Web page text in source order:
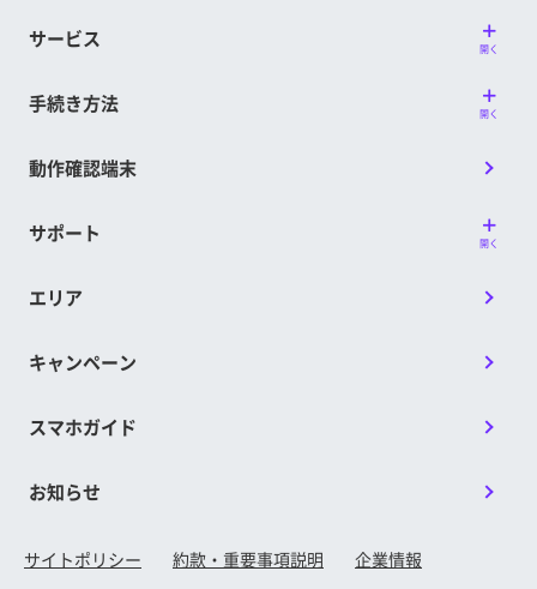
サービス 開く
手続き方法 開く
動作確認端末
サポート 開く
エリア
キャンペーン
スマホガイド
お知らせ
サイトポリシー 約款・重要事項説明
企業情報